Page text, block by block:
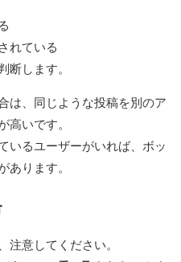
れている
断します。
は、同じような投稿を別のア
高いです。
いるユーザーがいれば、ボッ
あります。
注意してください。